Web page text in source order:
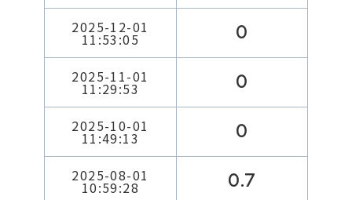
2025-12-01
11:53:05 0
2025-11-01
11:29:53 0
2025-10-01
11:49:13 0
2025-08-01
10:59:28 0.7